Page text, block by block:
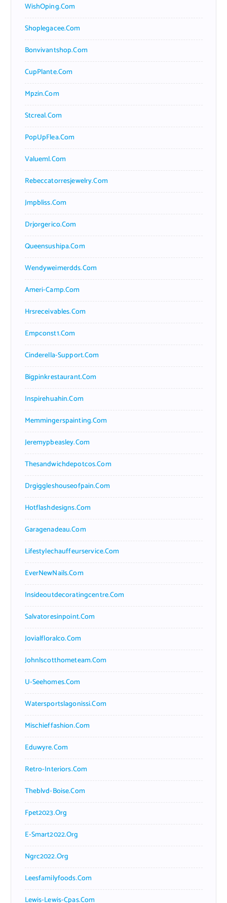
WishOping.com
Shoplegacee.com
Bonvivantshop.com
CupPlante.com
Mpzin.com
Stcreal.com
PopUpFlea.com
Valueml.com
Rebeccatorresjewelry.com
Jmpbliss.com
Drjorgerico.com
Queensushipa.com
Wendyweimerdds.com
Ameri-Camp.com
Hrsreceivables.com
Empconst1.com
Cinderella-Support.com
Bigpinkrestaurant.com
Inspirehuahin.com
Memmingerspainting.com
Jeremypbeasley.com
Thesandwichdepotcos.com
Drgiggleshouseofpain.com
Hotflashdesigns.com
Garagenadeau.com
Lifestylechauffeurservice.com
EverNewNails.com
Insideoutdecoratingcentre.com
Salvatoresinpoint.com
Jovialfloralco.com
Johnlscotthometeam.com
U-Seehomes.com
Watersportslagonissi.com
Mischieffashion.com
Eduwyre.com
Retro-Interiors.com
Theblvd-Boise.com
Fpet2023.org
E-Smart2022.org
Ngrc2022.org
Leesfamilyfoods.com
Lewis-Lewis-Cpas.com